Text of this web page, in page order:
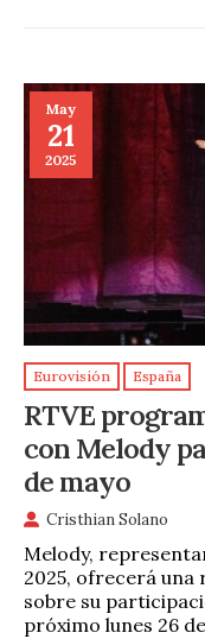
May
21
2025
Eurovisión España
RTVE
con Melody
de mayo
Cristhian Solano
Melody,
2025, ofrecerá una
sobre su
próximo lunes 26